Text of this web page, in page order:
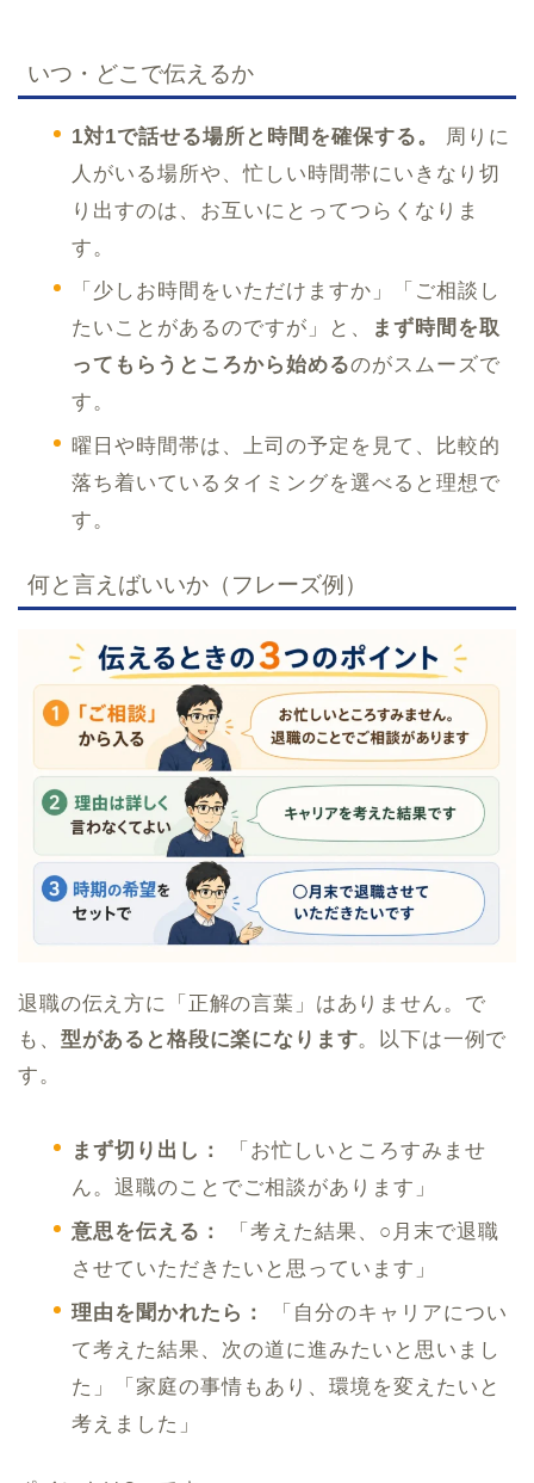
いつ・どこで伝えるか
1対1で話せる場所と時間を確保する。
周りに
人がいる場所や、忙しい時間帯にいきなり切
り出すのは、お互いにとってつらくなりま
す。
「少しお時間をいただけますか」「ご相談し
たいことがあるのですが」と、
まず時間を取
ってもらうところから始めるのがスムーズで
す。
曜日や時間帯は、上司の予定を見て、比較的
落ち着いているタイミングを選べると理想で
す。
何と言えばいいか（フレーズ例）
退職の伝え方に「正解の言葉」はありません。で
も、 型があると格段に楽になります。以下は一例で
す。
まず切り出し：
「お忙しいところすみませ
ん。退職のことでご相談があります」
意思を伝える：
「考えた結果、○月末で退職
させていただきたいと思っています」
理由を聞かれたら：
「自分のキャリアについ
て考えた結果、次の道に進みたいと思いまし
た」「家庭の事情もあり、環境を変えたいと
考えました」